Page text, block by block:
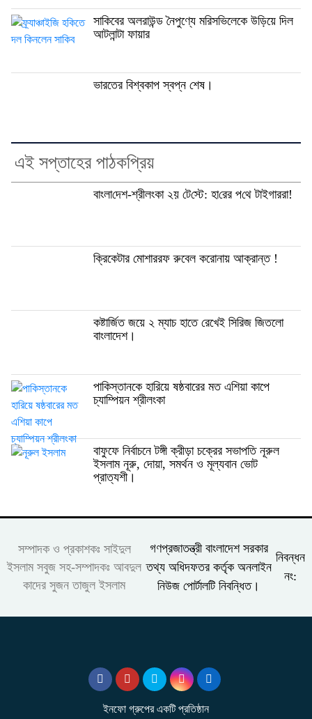
সাকিবের অলরাউন্ড নৈপুণ্যে মরিসভিলেকে উড়িয়ে দিল
আটলান্টা ফায়ার
ভারতের বিশ্বকাপ স্বপ্ন শেষ।
এই সপ্তাহের পাঠকপ্রিয়
বাংলা‌দেশ-শ্রীলংকা ২য় টে‌স্টে: হা‌রের প‌থে টাইগাররা!
ক্রিকেটার মোশাররফ রুবেল করোনায় আক্রান্ত !
কষ্টার্জিত জয়ে ২ ম্যাচ হাতে রেখেই সিরিজ জিতলো
বাংলাদেশ।
পাকিস্তানকে হারিয়ে ষষ্ঠবারের মত এশিয়া কাপে
চ্যাম্পিয়ন শ্রীলংকা
বাফুফে নির্বাচনে টঙ্গী ক্রীড়া চক্রের সভাপতি নূরুল
ইসলাম নূরু, দোয়া, সমর্থন ও মূল্যবান ভোট
প্রাত্যশী।
সম্পাদক ও প্রকাশকঃ সাইদুল
ইসলাম সবুজ সহ-সম্পাদকঃ আবদুল
কাদের সুজন তাজুল ইসলাম
গণপ্রজাতন্ত্রী বাংলাদেশ সরকার
তথ্য অধিদফতর কর্তৃক অনলাইন
নিউজ পোর্টালটি নিবন্ধিত।
নিবন্ধন
নং:
ইনফো গ্রুপের একটি প্রতিষ্ঠান